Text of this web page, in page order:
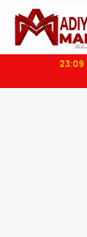
23:09